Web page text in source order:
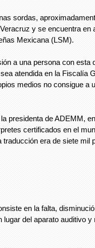
sordas,
y se encuentra en
Mexicana (LSM).
a una persona con esta
atendida en la Fiscalía
medios no consigue a
presidenta de ADEMM,
certificados en el
traducción era de siete mil
en la falta,
del aparato auditivo y